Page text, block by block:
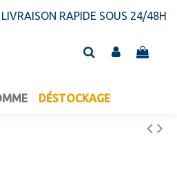
LIVRAISON RAPIDE SOUS 24/48H
DÉSTOCKAGE